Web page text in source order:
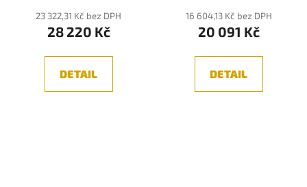
23 322,31 Kč bez DPH
28 220 Kč
DETAIL
16 604,13 Kč bez DPH
20 091 Kč
DETAIL